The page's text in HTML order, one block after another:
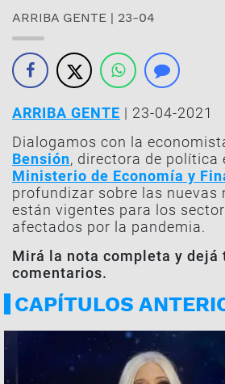
ARRIBA GENTE | 23-04
ARRIBA GENTE | 23-04-2021
Dialogamos con la
Bensión, directora de política
Ministerio de Economía y
profundizar sobre las nuevas
están vigentes para los
afectados por la pandemia.
Mirá la nota completa y dejá
comentarios.
CAPÍTULOS